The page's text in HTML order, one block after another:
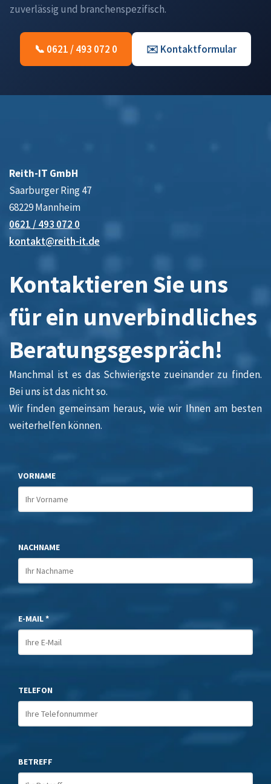
zuverlässig und branchenspezifisch.
📞 0621 / 493 072 0 ✉️ Kontaktformular
Reith-IT GmbH
Saarburger Ring 47
68229 Mannheim
0621 / 493 072 0
kontakt@reith-it.de
Kontaktieren Sie uns
für ein unverbindliches
Beratungsgespräch!
Manchmal ist es das Schwierigste zueinander zu finden.
Bei uns ist das nicht so.
Wir finden gemeinsam heraus, wie wir Ihnen am besten
weiterhelfen können.
VORNAME
NACHNAME
E-MAIL *
TELEFON
BETREFF